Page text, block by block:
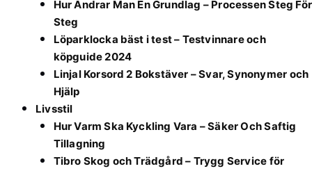
Hur Ändrar Man En Grundlag – Processen Steg För
Steg
Löparklocka bäst i test – Testvinnare och
köpguide 2024
Linjal Korsord 2 Bokstäver – Svar, Synonymer och
Hjälp
Livsstil
Hur Varm Ska Kyckling Vara – Säker Och Saftig
Tillagning
Tibro Skog och Trädgård – Trygg Service för